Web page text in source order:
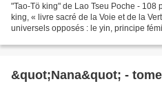
"Tao-Tö king" de Lao Tseu Poche - 108
king, « livre sacré de la Voie et de la
universels opposés : le yin, principe
&quot;Nana&quot; -